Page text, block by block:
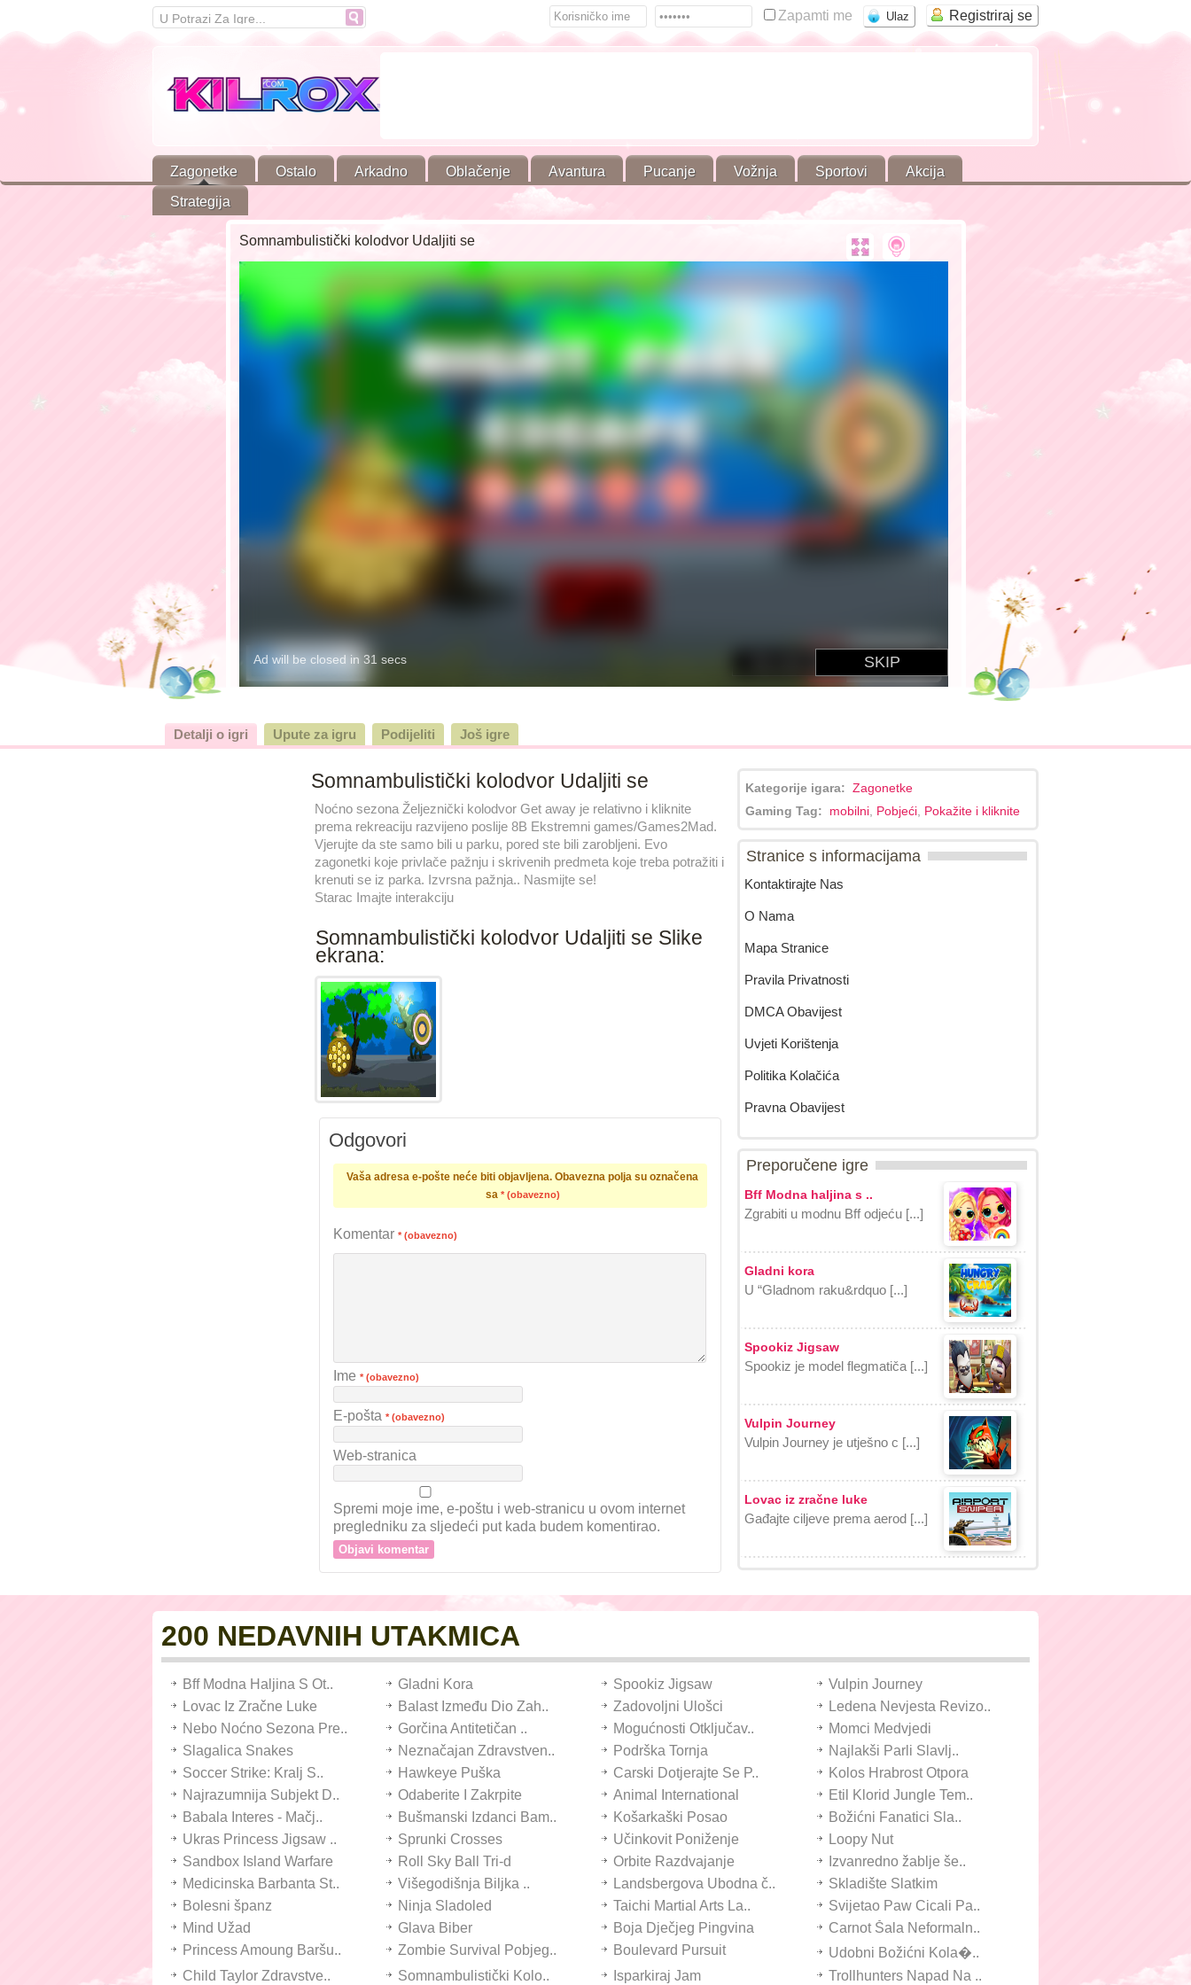
Zapamti me Registriraj se
Zagonetke Ostalo Arkadno Oblačenje Avantura Pucanje Vožnja Sportovi
Akcija
Strategija
Somnambulistički kolodvor Udaljiti se
Detalji o igri Upute za igru Podijeliti Još igre
Somnambulistički kolodvor Udaljiti se
Noćno sezona Željeznički kolodvor Get away je relativno i kliknite
prema rekreaciju razvijeno poslije 8B Ekstremni games/Games2Mad.
Vjerujte da ste samo bili u parku, pored ste bili zarobljeni. Evo
zagonetki koje privlače pažnju i skrivenih predmeta koje treba potražiti i
krenuti se iz parka. Izvrsna pažnja.. Nasmijte se!
Starac Imajte interakciju
Somnambulistički kolodvor Udaljiti se Slike
ekrana:
Odgovori
Vaša adresa e-pošte neće biti objavljena. Obavezna polja su označena
sa * (obavezno)
Komentar * (obavezno)
Ime * (obavezno)
E-pošta * (obavezno)
Web-stranica
Spremi moje ime, e-poštu i web-stranicu u ovom internet
pregledniku za sljedeći put kada budem komentirao.
Kategorije igara: Zagonetke
Gaming Tag: mobilni Pobjeći Pokažite i kliknite
Stranice s informacijama
Kontaktirajte Nas
O Nama
Mapa Stranice
Pravila Privatnosti
DMCA Obavijest
Uvjeti Korištenja
Politika Kolačića
Pravna Obavijest
Preporučene igre
Bff Modna haljina s ..
Zgrabiti u modnu Bff odjeću [...]
Gladni kora
U “Gladnom raku&rdquo [...]
Spookiz Jigsaw
Spookiz je model flegmatiča [...]
Vulpin Journey
Vulpin Journey je utješno c [...]
Lovac iz zračne luke
Gađajte ciljeve prema aerod [...]
200 NEDAVNIH UTAKMICA
Bff Modna Haljina S Ot.. Gladni Kora Spookiz Jigsaw
Vulpin Journey
Lovac Iz Zračne Luke
Balast Između Dio Zah.. Zadovoljni Ulošci
Ledena Nevjesta Revizo..
Nebo Noćno Sezona Pre..
Gorčina Antitetičan .. Mogućnosti Otključav..
Momci Medvjedi
Slagalica Snakes
Neznačajan Zdravstven.. Podrška Tornja
Najlakši Parli Slavlj..
Soccer Strike: Kralj S..
Hawkeye Puška Carski Dotjerajte Se P..
Kolos Hrabrost Otpora
Najrazumnija Subjekt D..
Odaberite I Zakrpite Animal International
Etil Klorid Jungle Tem..
Babala Interes - Mačj..
Bušmanski Izdanci Bam.. Košarkaški Posao
Božićni Fanatici Sla..
Ukras Princess Jigsaw ..
Sprunki Crosses Učinkovit Poniženje
Loopy Nut
Sandbox Island Warfare
Roll Sky Ball Tri-d Orbite Razdvajanje
Izvanredno žablje še..
Medicinska Barbanta St..
Višegodišnja Biljka .. Landsbergova Ubodna č..
Skladište Slatkim
Bolesni španz
Ninja Sladoled Taichi Martial Arts La..
Svijetao Paw Cicali Pa..
Mind Užad
Glava Biber Boja Dječjeg Pingvina
Carnot Šala Neformaln..
Princess Amoung Baršu..
Zombie Survival Pobjeg.. Boulevard Pursuit
Udobni Božićni Kola�..
Child Taylor Zdravstve..
Somnambulistički Kolo.. Isparkiraj Jam Trollhunters Napad Na ..